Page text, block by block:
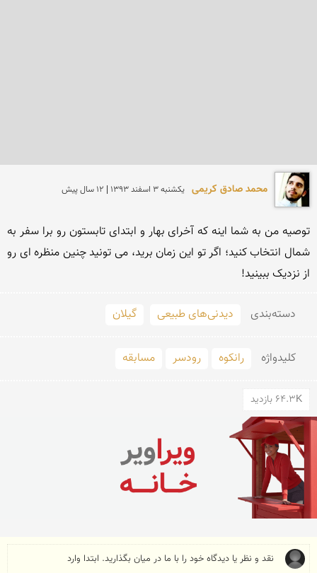
محمد صادق کریمی يكشنبه 3 اسفند 1393 | 12 سال پیش
از نزدیک ببینید!
دسته‌بندی دیدنی‌های طبیعی گیلان
کلید‌واژه رانکوه رودسر مسابقه
64.3K بازدید